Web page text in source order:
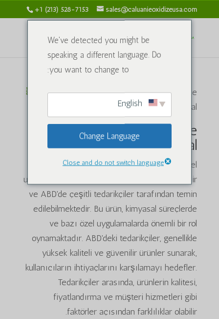
+1 (213) 528-7153 sales@caluanieoxidizeusa.com
ບ້ານ
/ ຜະລິດຕະພັນທີ່ແທັກດ້ວຍຄຳວ່າ "Caluanie
muelear oxidize satın al"
Caluanie muelear oxidize
satın al
Caluanie mueear oxidize, özellikle endüstriyel
uygulamalarda kullanılan bir oksitleyici maddedir
ve ABD'de çeşitli tedarikçiler tarafından temin
edilebilmektedir. Bu ürün, kimyasal süreçlerde
ve bazı özel uygulamalarda önemli bir rol
oynamaktadır. ABD'deki tedarikçiler, genellikle
yüksek kaliteli ve güvenilir ürünler sunarak,
kullanıcıların ihtiyaçlarını karşılamayı hedefler.
Tedarikçiler arasında, ürünlerin kalitesi,
fiyatlandırma ve müşteri hizmetleri gibi
faktörler açısından farklılıklar olabilir.
We've detected you might be
speaking a different language. Do
you want to change to:
Change Language
Close and do not switch language